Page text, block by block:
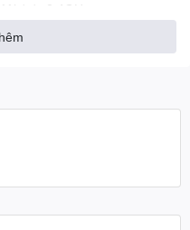
g/n 2.4GHz
300Mbps